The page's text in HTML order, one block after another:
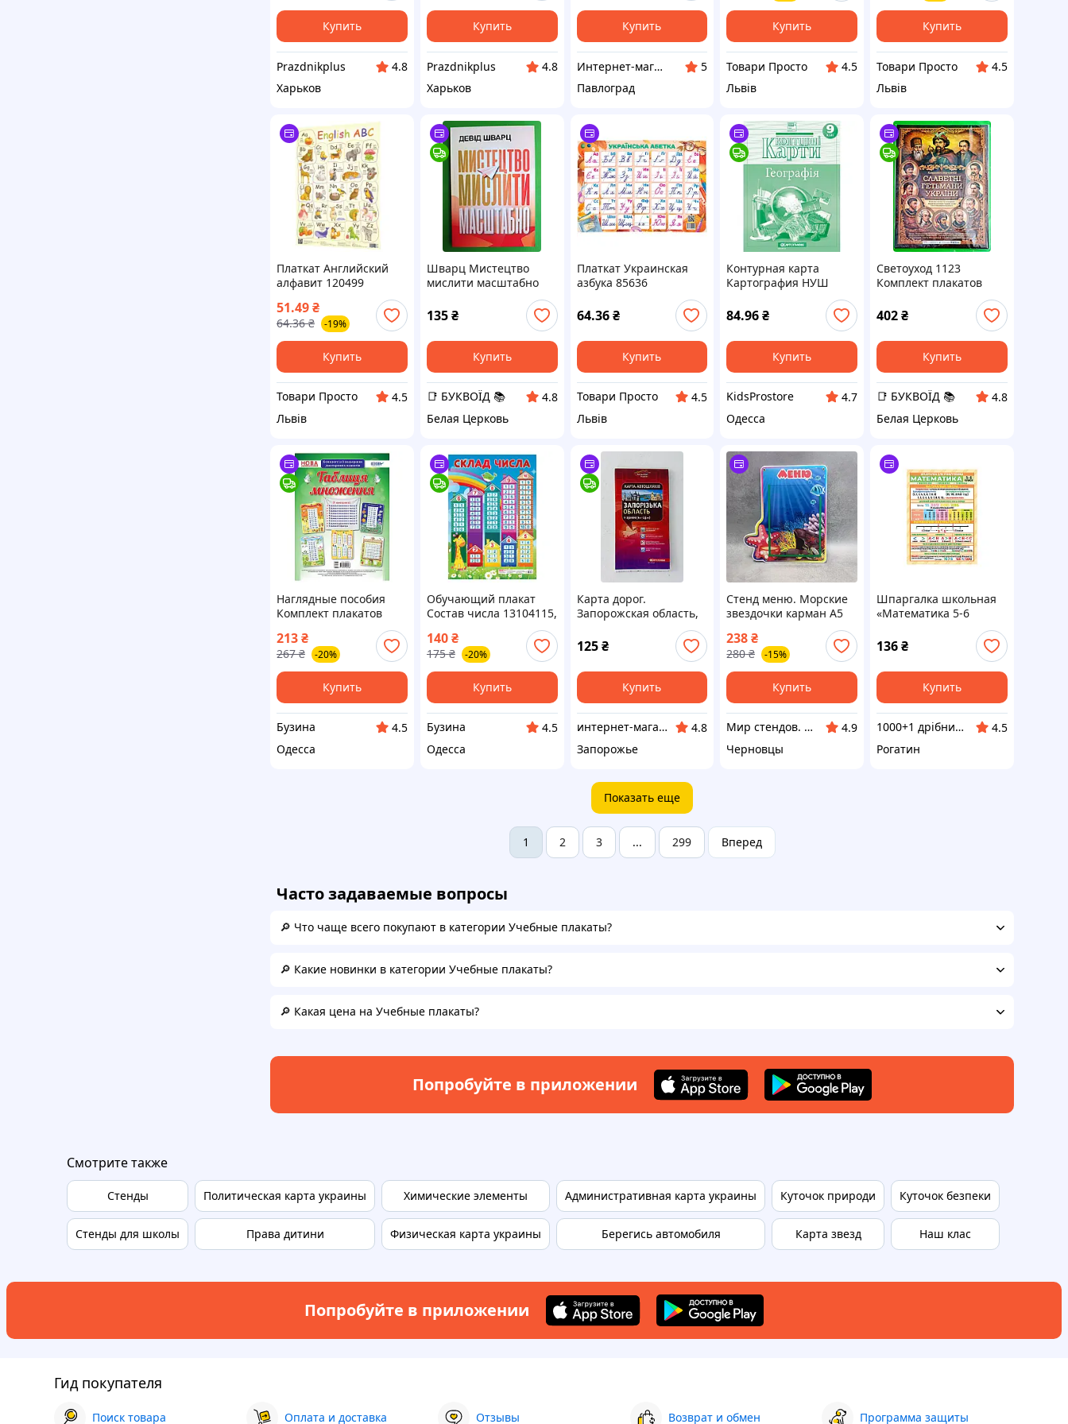
Федоруц
Купить
Рrazdnikplus
4.8
Харьков
Купить
Рrazdnikplus
4.8
Харьков
Купить
Интернет-магазин "Одиссей-Торг"
5
Павлоград
Купить
Товари Просто
4.5
Львів
Купить
Товари Просто
4.5
Львів
Платкат Английский
алфавит 120499
51.49₴
64.36 ₴ -19%
Купить
Товари Просто
4.5
Львів
Шварц Мистецтво
мислити масштабно
135₴
Купить
📑 БУКВОЇД 📚
4.8
Белая Церковь
Платкат Украинская
азбука 85636
64.36 ₴
Купить
Товари Просто
4.5
Львів
Контурная карта
Картография НУШ
География для 9 класса
7352
84.96₴
Купить
KidsProstore
4.7
Одесса
Светоуход 1123
Комплект плакатов
Славетные нихманы
Украины (10108026У)
402₴
Купить
📑 БУКВОЇД 📚
4.8
Белая Церковь
Наглядные пособия
Комплект плакатов
"Таблица умножения"
ЗПП038 buzyna
213₴
267 ₴ -20%
Купить
Бузина
4.5
Одесса
Обучающий плакат
Состав числа 13104115,
140₴
175 ₴ -20%
Купить
Бузина
4.5
Одесса
Карта дорог.
Запорожская область,
Картография
125 ₴
Купить
интернет-магазин "Русалочка"
4.8
Запорожье
Стенд меню. Морские
звездочки карман А5
238₴
280 ₴ -15%
Купить
Мир стендов. Значки, часы, магниты, детские товары и сувениры
4.9
Черновцы
Шпаргалка школьная
«Математика 5-6
136₴
Купить
1000+1 дрібниця
4.5
Рогатин
Показать еще
1 2 3 ... 299 Вперед
Часто задаваемые вопросы
🔎 Что чаще всего покупают в категории Учебные плакаты?
🔎 Какие новинки в категории Учебные плакаты?
🔎 Какая цена на Учебные плакаты?
Попробуйте в приложении
Смотрите также
Стенды
Стенды для школы
Политическая карта украины
Права дитини
Химические элементы
Физическая карта украины
Административная карта украины
Берегись автомобиля
Куточок природи
Карта звезд
Куточок безпеки
Наш клас
Попробуйте в приложении
Гид покупателя
Поиск товара Оплата и доставка Отзывы Возврат и обмен Программа защиты